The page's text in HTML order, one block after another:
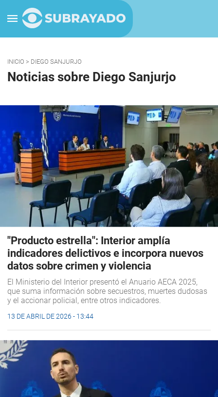
INICIO > DIEGO SANJURJO
Noticias sobre Diego Sanjurjo
"Producto estrella": Interior amplía
indicadores delictivos e incorpora nuevos
datos sobre crimen y violencia
El Ministerio del Interior presentó el Anuario AECA 2025,
que suma información sobre secuestros, muertes dudosas
y el accionar policial, entre otros indicadores.
13 DE ABRIL DE 2026 - 13:44